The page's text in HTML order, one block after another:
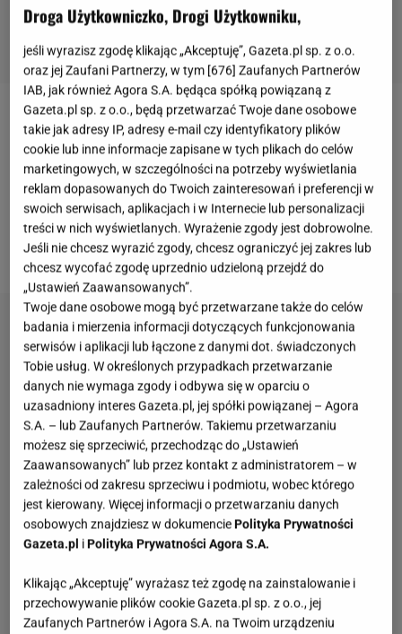
Ewa Chodakowskaruszyła z nowym wyzwaniem,
które ma na celu pomóc fanom trenerki zrzucić
zbędne kilogramy i przybliżyć się do wymarzonej
sylwetki. To czwarty dzień "tygodniowej
metamorfozy". Jakie ćwiczenia poleca Ewa tym
razem?
Droga Użytkowniczko, Drogi Użytkowniku,
jeśli wyrazisz zgodę klikając „Akceptuję”, Gazeta.pl sp. z o.o.
oraz jej Zaufani Partnerzy, w tym [676] Zaufanych Partnerów
IAB, jak również Agora S.A. będąca spółką powiązaną z
Gazeta.pl sp. z o.o., będą przetwarzać Twoje dane osobowe
takie jak adresy IP, adresy e-mail czy identyfikatory plików
cookie lub inne informacje zapisane w tych plikach do celów
marketingowych, w szczególności na potrzeby wyświetlania
reklam dopasowanych do Twoich zainteresowań i preferencji w
swoich serwisach, aplikacjach i w Internecie lub personalizacji
treści w nich wyświetlanych. Wyrażenie zgody jest dobrowolne.
Jeśli nie chcesz wyrazić zgody, chcesz ograniczyć jej zakres lub
chcesz wycofać zgodę uprzednio udzieloną przejdź do
„Ustawień Zaawansowanych”.
Twoje dane osobowe mogą być przetwarzane także do celów
badania i mierzenia informacji dotyczących funkcjonowania
serwisów i aplikacji lub łączone z danymi dot. świadczonych
Tobie usług. W określonych przypadkach przetwarzanie
danych nie wymaga zgody i odbywa się w oparciu o
uzasadniony interes Gazeta.pl, jej spółki powiązanej – Agora
S.A. – lub Zaufanych Partnerów. Takiemu przetwarzaniu
możesz się sprzeciwić, przechodząc do „Ustawień
Zaawansowanych” lub przez kontakt z administratorem – w
zależności od zakresu sprzeciwu i podmiotu, wobec którego
jest kierowany. Więcej informacji o przetwarzaniu danych
osobowych znajdziesz w dokumenciePolityka Prywatności
Gazeta.pl iPolityka Prywatności Agora S.A.
Klikając „Akceptuję” wyrażasz też zgodę na zainstalowanie i
przechowywanie plików cookie Gazeta.pl sp. z o.o., jej
Zaufanych Partnerów i Agora S.A. na Twoim urządzeniu